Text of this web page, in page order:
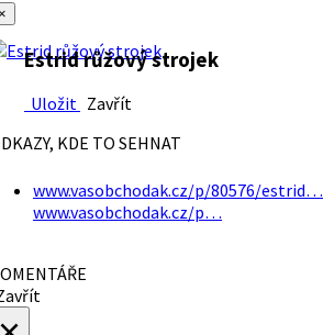
Estrid růžový strojek
Uložit Zavřít
KDE TO SEHNAT
www.vasobchodak.cz/p/80576/estrid…
www.vasobchodak.cz/p…